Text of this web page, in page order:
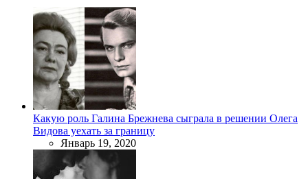
Какую роль Галина Брежнева сыграла в решении Олега
Видова уехать за границу
Январь 19, 2020